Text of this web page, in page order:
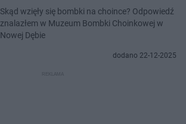
Skąd wzięły się bombki na choince? Odpowiedź
znalazłem w Muzeum Bombki Choinkowej w
Nowej Dębie
dodano 22-12-2025